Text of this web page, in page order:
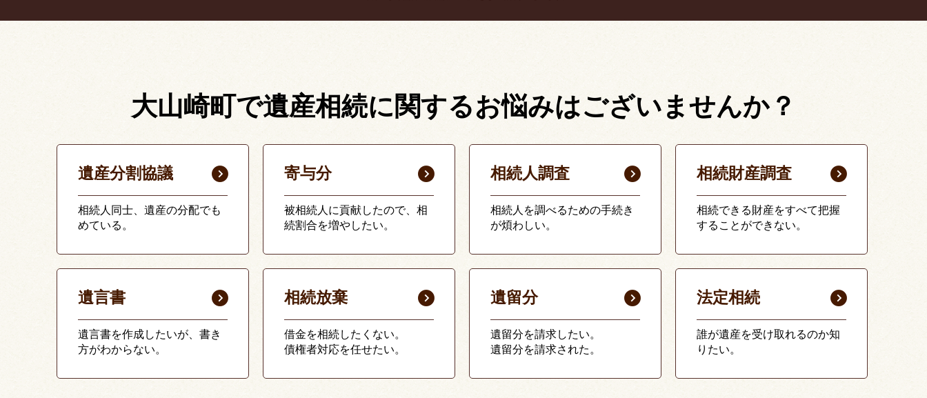
大山崎町で遺産相続に関するお悩みはございませんか？
遺産分割協議
相続人同士、遺産の分配でも
めている。
寄与分
被相続人に貢献したので、相
続割合を増やしたい。
相続人調査
相続人を調べるための手続き
が煩わしい。
相続財産調査
相続できる財産をすべて把握
することができない。
遺言書
遺言書を作成したいが、書き
方がわからない。
相続放棄
借金を相続したくない。
債権者対応を任せたい。
遺留分
遺留分を請求したい。
遺留分を請求された。
法定相続
誰が遺産を受け取れるのか知
りたい。